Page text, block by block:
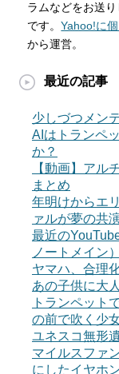
ラムなどをお送
です。Yahoo!に
から運営。
最近の記事
少しづつメン
AIはトランペ
か？
【動画】アル
まとめ
年明けからエ
ァルが夢の共
最近の
ノートメイン）
ヤマハ、合理
あの子供に大
トランペット
の前で吹く少
ユネスコ無形
マイルスファ
にしたイヤホ